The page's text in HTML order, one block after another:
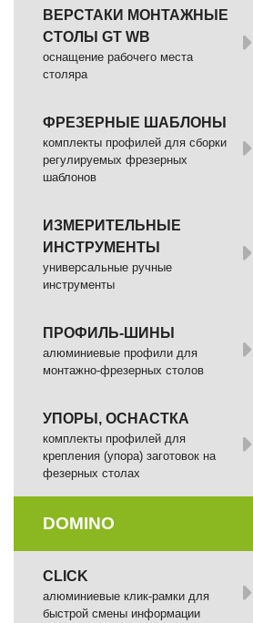
ВЕРСТАКИ МОНТАЖНЫЕ
СТОЛЫ GT WB
оснащение рабочего места
столяра
ФРЕЗЕРНЫЕ ШАБЛОНЫ
комплекты профилей для сборки
регулируемых фрезерных
шаблонов
ИЗМЕРИТЕЛЬНЫЕ
ИНСТРУМЕНТЫ
универсальные ручные
инструменты
ПРОФИЛЬ-ШИНЫ
алюминиевые профили для
монтажно-фрезерных столов
УПОРЫ, ОСНАСТКА
комплекты профилей для
крепления (упора) заготовок на
фезерных столах
DOMINO
СLICK
алюминиевые клик-рамки для
быстрой смены информации